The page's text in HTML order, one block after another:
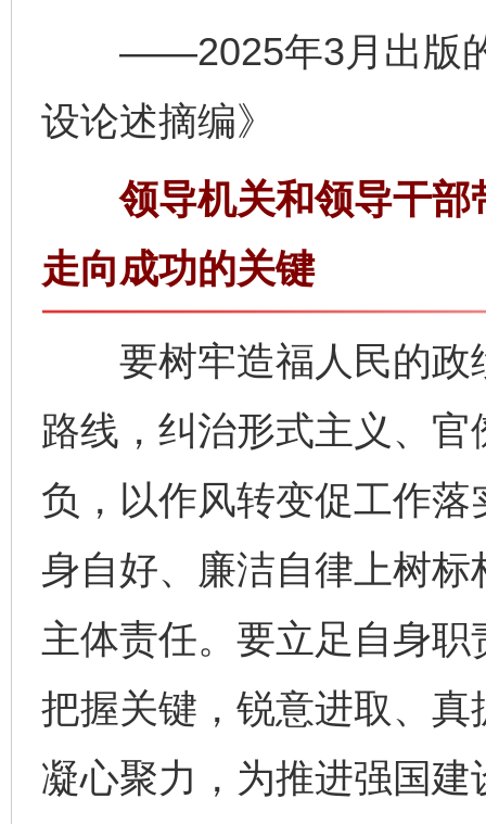
——2025年3月出版的
设论述摘编》
领导机关和领导干部
走向成功的关键
要树牢造福人民的政
路线，纠治形式主义、
负，以作风转变促工作
身自好、廉洁自律上树
主体责任。要立足自身
把握关键，锐意进取、
凝心聚力，为推进强国